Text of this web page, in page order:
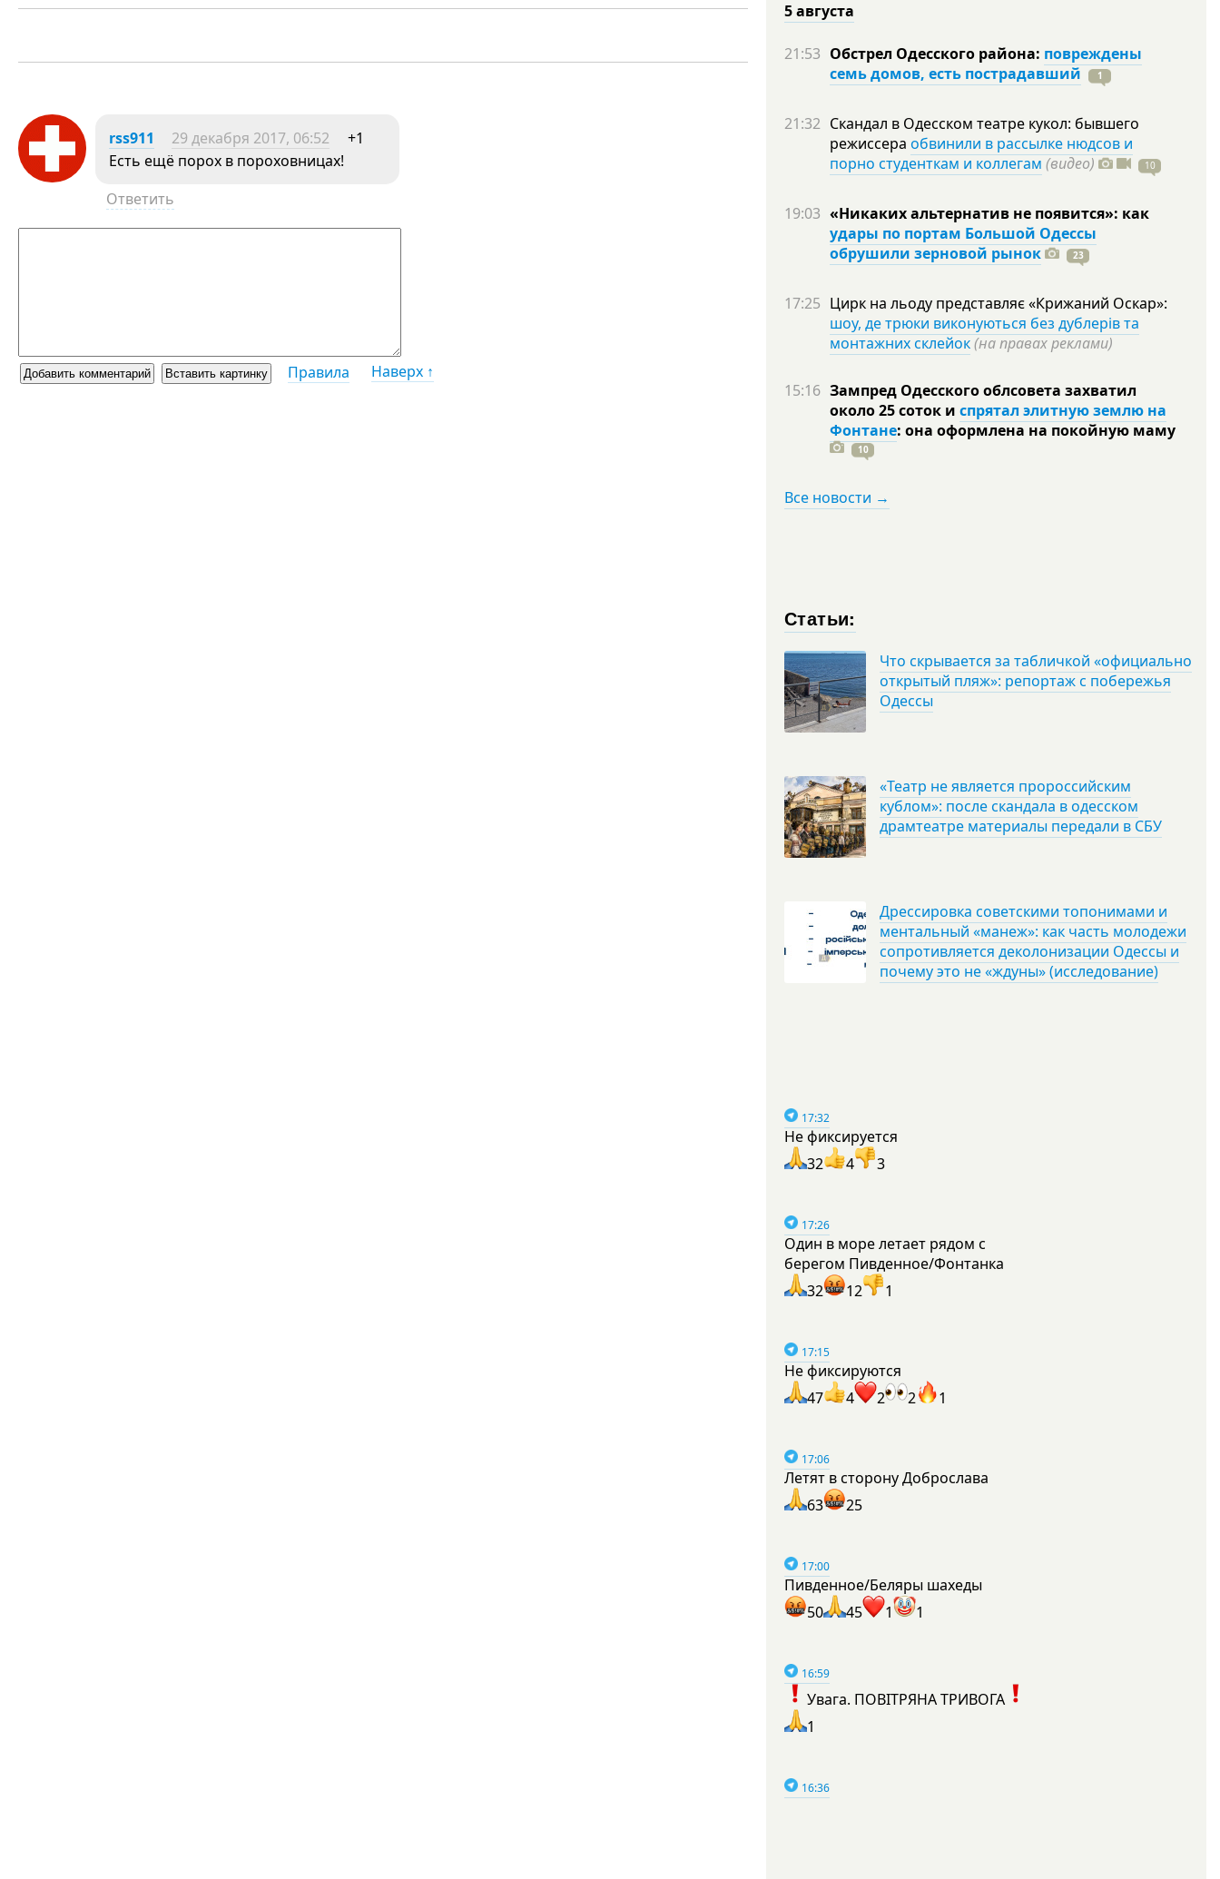
rss911 29 декабря 2017, 06:52
+1
Есть ещё порох в пороховницах!
Ответить
Правила Наверх ↑
5 августа
21:53 Обстрел Одесского района: повреждены
семь домов, есть пострадавший
1
21:32 Скандал в Одесском театре кукол: бывшего
режиссера обвинили в рассылке нюдсов и
порно студенткам и коллегам (видео) 10
19:03 «Никаких альтернатив не появится»: как
удары по портам Большой Одессы
обрушили зерновой рынок
23
17:25 Цирк на льоду представляє «Крижаний Оскар»:
шоу, де трюки виконуються без дублерів та
монтажних склейок(на правах реклами)
15:16 Зампред Одесского облсовета захватил
около 25 соток и спрятал элитную землю на
Фонтане: она оформлена на покойную маму
10
Все новости →
Статьи:
Что скрывается за табличкой «официально
открытый пляж»: репортаж с побережья
Одессы
«Театр не является пророссийским
кублом»: после скандала в одесском
драмтеатре материалы передали в СБУ
Дрессировка советскими топонимами и
ментальный «манеж»: как часть молодежи
сопротивляется деколонизации Одессы и
почему это не «ждуны» (исследование)
17:32
Не фиксируется
32
4 3
17:26
Один в море летает рядом с
берегом Пивденное/Фонтанка
32
12 1
17:15
Не фиксируются
47
4 2 2 1
17:06
Летят в сторону Доброслава
63
25
17:00
Пивденное/Беляры шахеды
50
45 1 1
16:59
Увага. ПОВІТРЯНА ТРИВОГА
1
16:36